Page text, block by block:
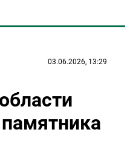
03.06.2026, 13:29